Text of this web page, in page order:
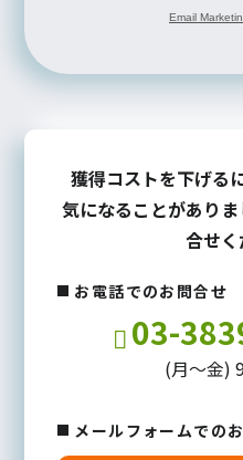
Email
獲得コストを下げる
気になることがあり
合せく
お電話でのお問合せ
03-
(月～金)
メールフォームでの